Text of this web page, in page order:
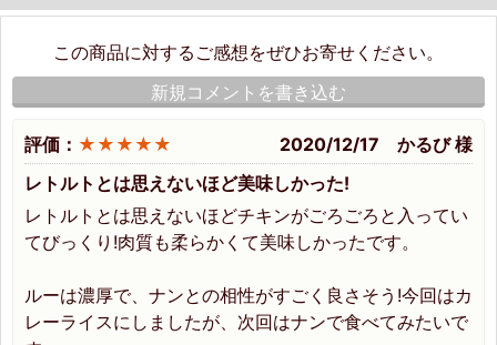
この商品に対するご感想をぜひお寄せください。
新規コメントを書き込む
評価： ★★★★★
2020/12/17 かるび 様
レトルトとは思えないほど美味しかった!
レトルトとは思えないほどチキンがごろごろと入ってい
てびっくり!肉質も柔らかくて美味しかったです。
ルーは濃厚で、ナンとの相性がすごく良さそう!今回はカ
レーライスにしましたが、次回はナンで食べてみたいで